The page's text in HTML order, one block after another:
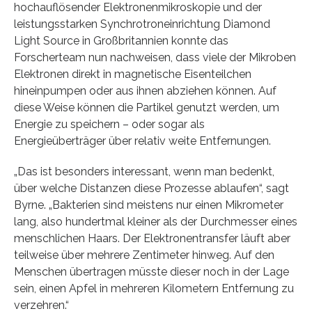
hochauflösender Elektronenmikroskopie und der
leistungsstarken Synchrotroneinrichtung Diamond
Light Source in Großbritannien konnte das
Forscherteam nun nachweisen, dass viele der Mikroben
Elektronen direkt in magnetische Eisenteilchen
hineinpumpen oder aus ihnen abziehen können. Auf
diese Weise können die Partikel genutzt werden, um
Energie zu speichern – oder sogar als
Energieüberträger über relativ weite Entfernungen.
„Das ist besonders interessant, wenn man bedenkt,
über welche Distanzen diese Prozesse ablaufen“, sagt
Byrne. „Bakterien sind meistens nur einen Mikrometer
lang, also hundertmal kleiner als der Durchmesser eines
menschlichen Haars. Der Elektronentransfer läuft aber
teilweise über mehrere Zentimeter hinweg. Auf den
Menschen übertragen müsste dieser noch in der Lage
sein, einen Apfel in mehreren Kilometern Entfernung zu
verzehren.“